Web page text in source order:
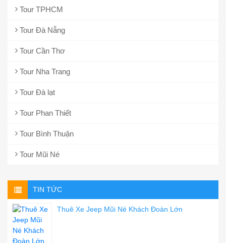
Tour TPHCM
Tour Đà Nẵng
Tour Cần Thơ
Tour Nha Trang
Tour Đà lạt
Tour Phan Thiết
Tour Bình Thuận
Tour Mũi Né
TIN TỨC
Thuê Xe Jeep Mũi Né Khách Đoàn Lớn